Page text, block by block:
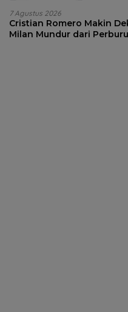
7 Agustus 2026
Cristian Romero Makin
Milan Mundur dari